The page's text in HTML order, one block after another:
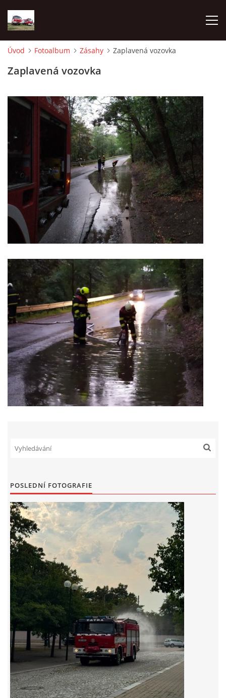
ZÁSAHY
PREVENCE
SYMBOLY
INFORMACE
© 2026 eStránky.cz |RSS|WebSlice |Tisk|Aktualizováno: 4. 8. 2026
Nahoru ↑
Úvod Fotoalbum Zásahy Zaplavená vozovka
Zaplavená vozovka
POSLEDNÍ FOTOGRAFIE